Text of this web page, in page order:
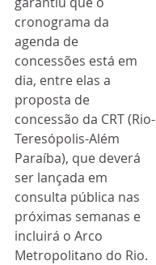
cronograma da
agenda de
concessões está em
dia, entre elas a
proposta de
concessão da CRT (Rio-
Teresópolis-Além
Paraíba), que deverá
ser lançada em
consulta pública nas
próximas semanas e
incluirá o Arco
Metropolitano do Rio.